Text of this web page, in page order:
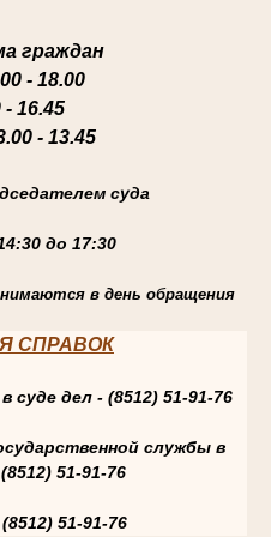
граждан
- 18.00
- 16.45
- 13.45
суда
до 17:30
в день обращения
СПРАВОК
дел - (8512) 51-91-76
службы в
51-91-76
51-91-76